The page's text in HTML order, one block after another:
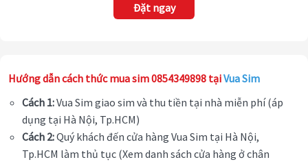
Đặt ngay
Hướng dẫn cách thức mua sim 0854349898 tạiVua Sim
Cách 1:Vua Sim giao sim và thu tiền tại nhà miễn phí (áp
dụng tại Hà Nội, Tp.HCM)
Cách 2:Quý khách đến cửa hàng Vua Sim tại Hà Nội,
Tp.HCM làm thủ tục (Xem danh sách cửa hàng ở chân